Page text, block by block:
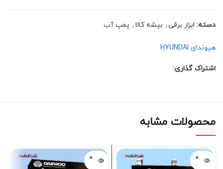
دسته: ابزار برقی, بیشه کالا , پمپ آب
هیوندای HYUNDAI
اشتراک گذاری:
محصولات مشابه
فروخته
شده
فروخته
شده